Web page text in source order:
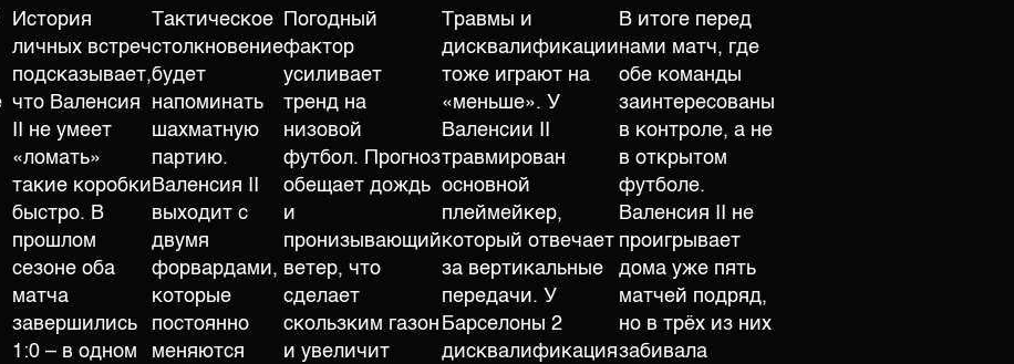
История
личных встреч
подсказывает,
что Валенсия
II не умеет
«ломать»
такие коробки
быстро. В
прошлом
сезоне оба
матча
завершились
1:0 – в одном
Тактическое
столкновение
будет
напоминать
шахматную
партию.
Валенсия II
выходит с
двумя
форвардами,
которые
постоянно
меняются
Погодный
фактор
усиливает
тренд на
низовой
футбол. Прогноз
обещает дождь
и
пронизывающий
ветер, что
сделает
скользким газон
и увеличит
Травмы и
дисквалификации
тоже играют на
«меньше». У
Валенсии II
травмирован
основной
плеймейкер,
который отвечает
за вертикальные
передачи. У
Барселоны 2
дисквалификация
В итоге перед
нами матч, где
обе команды
заинтересованы
в контроле, а не
в открытом
футболе.
Валенсия II не
проигрывает
дома уже пять
матчей подряд,
но в трёх из них
забивала